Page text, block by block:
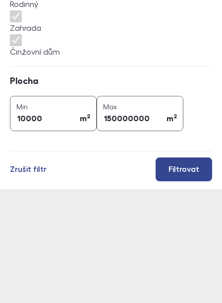
Rodinný
Zahrada
Činžovní dům
Plocha
Min
m2
Maxplocha (
m2
Filtrovat
Zrušit filtr